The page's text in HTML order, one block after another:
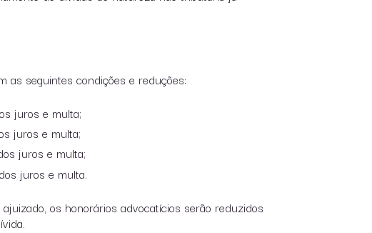
as seguintes condições e reduções:
juros e multa;
juros e multa;
juros e multa;
juros e multa.
os honorários advocatícios serão reduzidos